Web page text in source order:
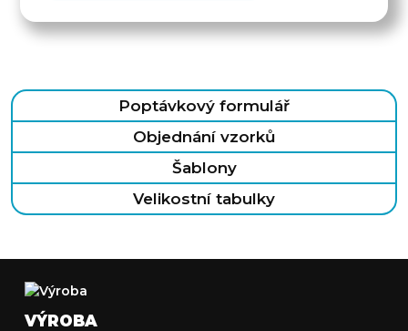
Poptávkový formulář
Objednání vzorků
Šablony
Velikostní tabulky
VÝROBA